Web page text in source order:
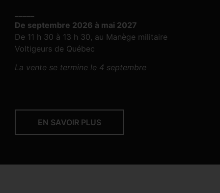
De septembre 2026 à mai 2027
De 11 h 30 à 13 h 30, au Manège militaire
Voltigeurs de Québec
La vente se termine le 4 septembre
EN SAVOIR PLUS